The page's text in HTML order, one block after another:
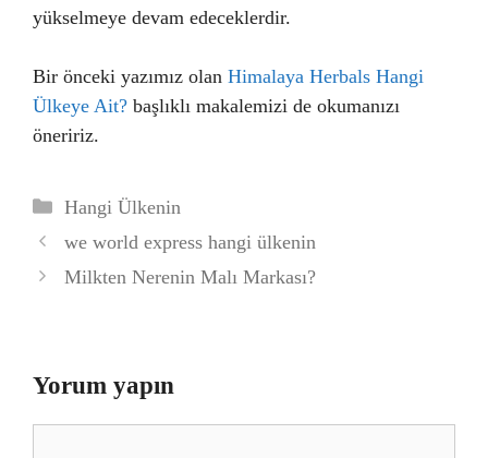
yükselmeye devam edeceklerdir.
Bir önceki yazımız olan Himalaya Herbals Hangi
Ülkeye Ait? başlıklı makalemizi de okumanızı
öneririz.
Kategoriler
Hangi Ülkenin
we world express hangi ülkenin
Milkten Nerenin Malı Markası?
Yorum yapın